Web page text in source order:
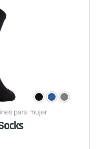
para mujer